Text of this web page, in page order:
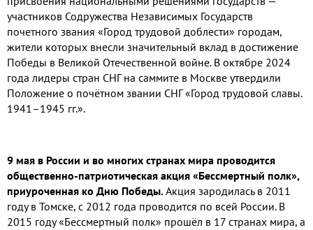
участников Содружества Независимых Государств
почетного звания «Город трудовой доблести» городам,
жители которых внесли значительный вклад в достижение
Победы в Великой Отечественной войне. В октябре 2024
года лидеры стран СНГ на саммите в Москве утвердили
Положение о почётном звании СНГ «Город трудовой славы.
1941–1945 гг.».
9 мая в России и во многих странах мира проводится
общественно-патриотическая акция «Бессмертный полк»,
приуроченная ко Дню Победы.Акция зародилась в 2011
году в Томске, с 2012 года проводится по всей России. В
2015 году «Бессмертный полк» прошёл в 17 странах мира, а